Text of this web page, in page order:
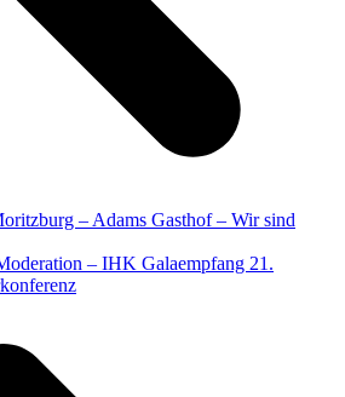
– Adams Gasthof – Wir sind
– IHK Galaempfang 21.